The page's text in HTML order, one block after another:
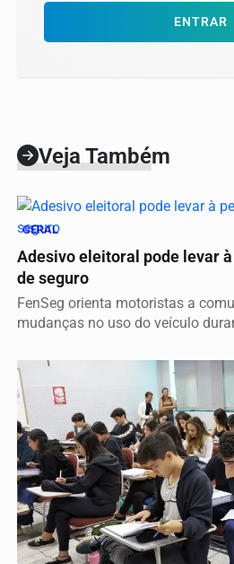
ENTRAR
Veja Também
GERAL
Adesivo eleitoral pode levar
de seguro
FenSeg orienta motoristas a
mudanças no uso do veículo